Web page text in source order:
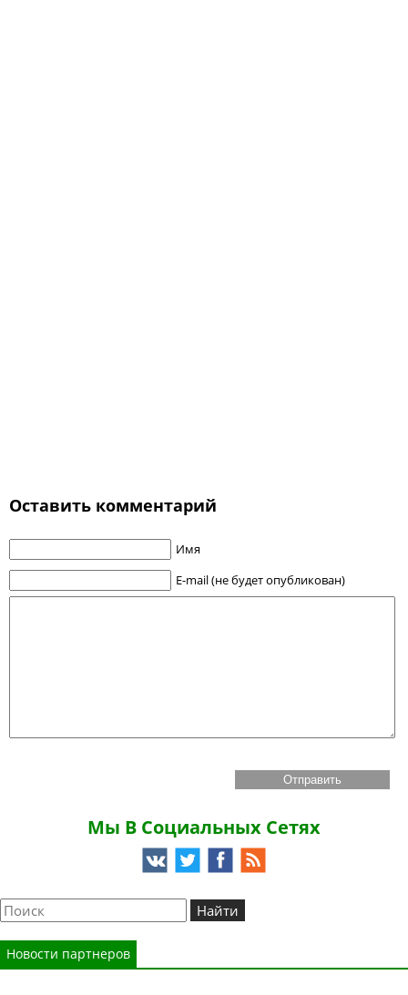
Оставить комментарий
Имя
E-mail (не будет опубликован)
Мы В Социальных Сетях
Новости партнеров